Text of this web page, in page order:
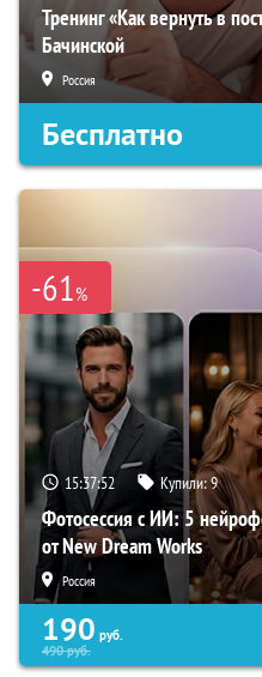
Тренинг «Как вернуть в
Бачинской
Россия
Бесплатно
-61%
15:37:51 Купили:9
Фотосессия с ИИ: 5
от New Dream Works
Россия
190 руб.
490руб.